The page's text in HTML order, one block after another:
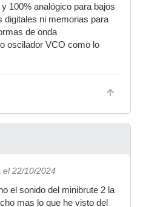
100% analógico para bajos
digitales ni memorias para
de onda
oscilador VCO como lo
el 22/10/2024
el sonido del minibrute 2 la
mas lo que he visto del